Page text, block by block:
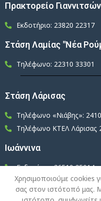
Πρακτορείο Γιαννιτσών
Εκδοτήριο: 23820 22317
Στάση Λαμίας "Νέα
Τηλέφωνο: 22310 33301
Στάση Λάρισας
Τηλέφωνο «Νιάβης»:
Τηλέφωνο ΚΤΕΛ Λάρισας
Ιωάννινα
Εκδοτήριο: 26510 25014
Εκδοτήριο: 26510 27442
Χρησιμοποιούμε cookies
σας στον ιστότοπό μας.